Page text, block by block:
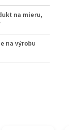
na mieru,
na výrobu